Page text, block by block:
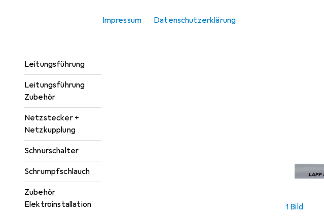
Impressum Datenschutzerklärung
Leitungsführung
Leitungsführung
Zubehör
Netzstecker +
Netzkupplung
Schnurschalter
Schrumpfschlauch
Zubehör
Elektroinstallation
1 Bild